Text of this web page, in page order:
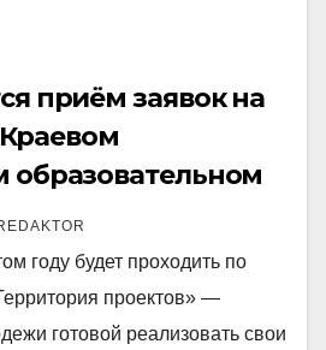
приём заявок на
2024», который
25 августа 2024
филиала ДЛО
году будет проходить по
проектов» —
готовой реализовать свои